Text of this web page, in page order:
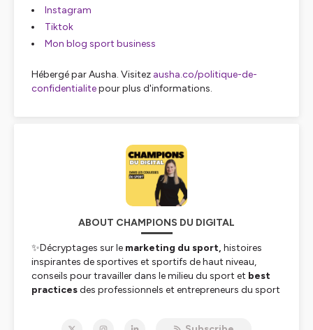
Instagram
Tiktok
Mon blog sport business
Hébergé par Ausha. Visitez ausha.co/politique-de-
confidentialitepour plus d'informations.
ABOUT CHAMPIONS DU DIGITAL
✨Décryptages sur le marketing du sport, histoires
inspirantes de sportives et sportifs de haut niveau,
conseils pour travailler dans le milieu du sport et best
practicesdes professionnels et entrepreneurs du sport